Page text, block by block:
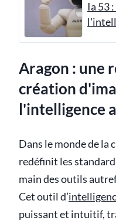
Ia 53
Aragon : une
création
l'intelligence
Dans le monde de la
redéfinit les
main des outils
Cet outil d’
puissant et intuitif,